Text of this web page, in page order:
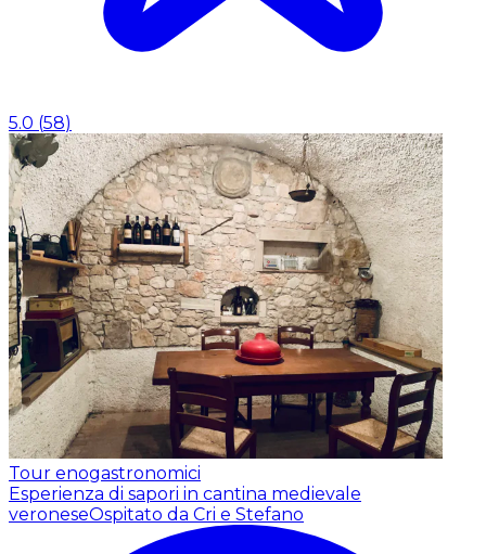
5.0 (58)
Tour enogastronomici
Esperienza di sapori in cantina medievale
veroneseOspitato da Cri e Stefano